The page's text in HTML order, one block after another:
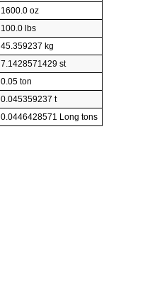
1600.0 oz
100.0 lbs
45.359237 kg
7.1428571429 st
0.05 ton
0.045359237 t
0.0446428571 Long tons